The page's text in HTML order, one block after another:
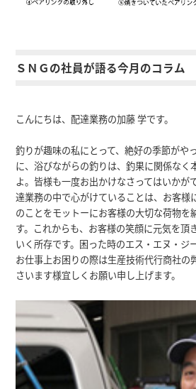
ＳＮＧの社員が語る今月のコラム
こんにちは、配達業務の加藤 学です。
釣りが趣味の私にとって、絶好の季節がや
に、浴びながらの釣りは、釣果に関係なく
よ。皆様も一度お出かけなさってはいかが
達業務の中で心がけていることは、お客様
のことをモットーにお客様の大切な荷物を
す。これからも、お客様の笑顔に元気を頂
いく所存です。困った時のエス・エヌ・ジ
お仕事上お困りの際は生産技術代行商社の
さいます様宜しくお願い申し上げます。